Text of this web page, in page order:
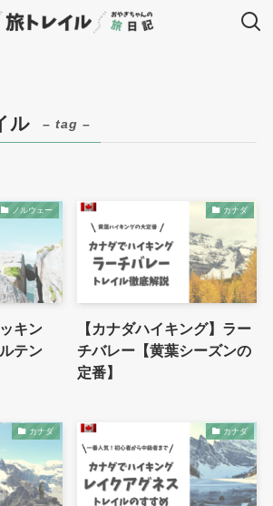
ル – tag –
ノルウェー
キン
テン
カナダ
【カナダハイキング】ラー
チバレー【黄葉シーズンの
定番】
カナダ カナダ